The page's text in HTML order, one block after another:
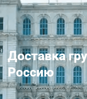
Доставка
Россию